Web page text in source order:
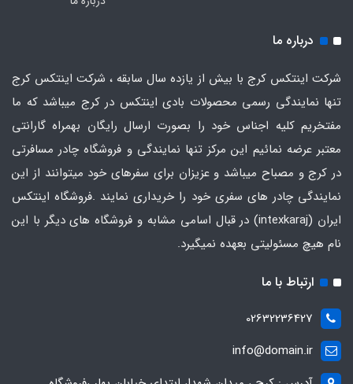
درباره ما
شرکت اینتکس کرج با بیش از یازده سال سابقه ، شرکت اینتکس کرج
تنها نمایندگی رسمی محصولات بادی اینتکس در کرج میباشد که ما
مفتخریم کلیه اجناس خود را بصورت ارسال رایگان بهمراه گارانتی
معتبر عرضه نمائیم این مرکز تنها نمایندگی و فروشگاه چادر مسافرتی
در کرج و مصباح میباشد و عزیزان برای سفرهای خود میتوانند از این
نمایندگی چادر های سفری خود را خریداری نمایند .فروشگاه اینتکس
ایران
(intexkaraj) در قبال اسامی مشابه و فروشگاه های دیگر با این
نام هیچ مسئولیتی بعهده نمیگیرد.
ارتباط با ما
02632236427
info@domain.ir